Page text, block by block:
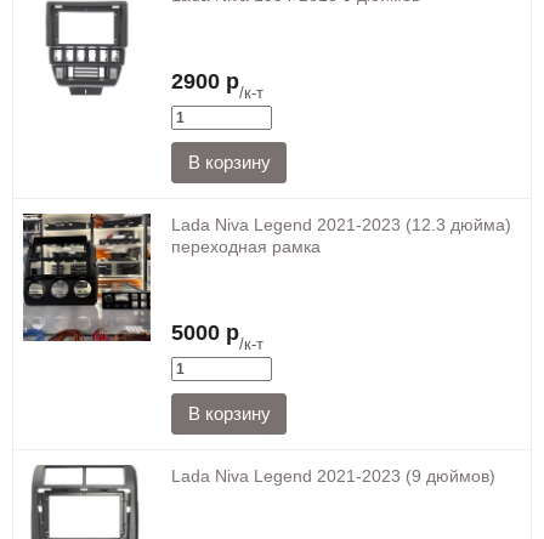
2900 р/к-т
Lada Niva Legend 2021-2023 (12.3 дюйма)
переходная рамка
5000 р/к-т
Lada Niva Legend 2021-2023 (9 дюймов)